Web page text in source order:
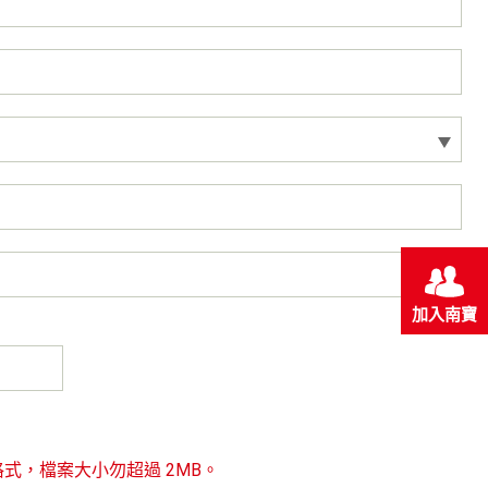
，檔案大小勿超過 2MB。
加入南寶